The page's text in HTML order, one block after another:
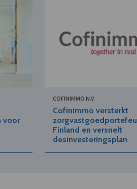
voor
COFINIMMO N.V.
Cofinimmo versterkt
Finland en versnelt
desinvesteringsplan